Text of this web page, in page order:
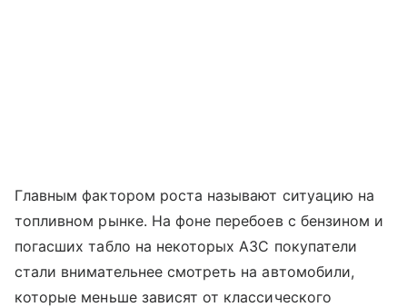
Главным фактором роста называют ситуацию на
топливном рынке. На фоне перебоев с бензином и
погасших табло на некоторых АЗС покупатели
стали внимательнее смотреть на автомобили,
которые меньше зависят от классического